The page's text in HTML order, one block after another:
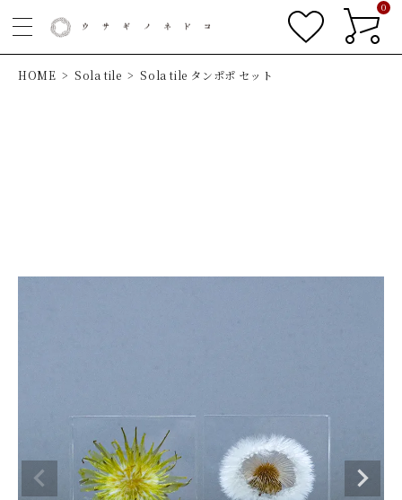
0
HOME Sola tile Sola tile タンポポ セット